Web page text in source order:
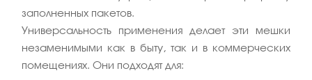
заполненных пакетов.
Универсальность применения делает эти мешки
незаменимыми как в быту, так и в коммерческих
помещениях. Они подходят для: